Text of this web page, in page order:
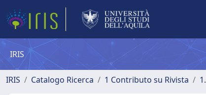
IRIS
IRIS Catalogo Ricerca 1 Contributo su Rivista